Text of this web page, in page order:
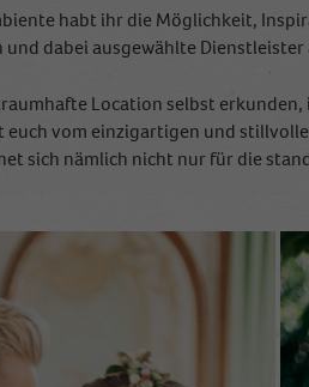
habt ihr die Möglichkeit,
dabei ausgewählte
Location selbst
vom einzigartigen und
sich nämlich nicht nur für die